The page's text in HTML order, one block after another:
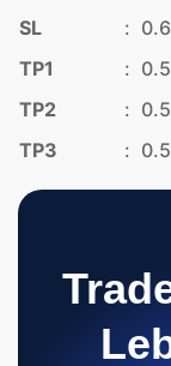
SL :
TP1
:
TP2
:
TP3
: